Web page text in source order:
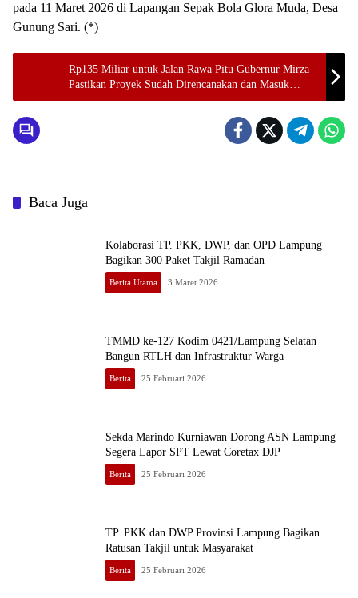
pada 11 Maret 2026 di Lapangan Sepak Bola Glora Muda, Desa
Gunung Sari. (*)
Rp135 Miliar untuk Jalan Rawa Pitu Gubernur Mirza
Pastikan Proyek Sudah Direncanakan dan Masuk
Tender
Baca Juga
Kolaborasi TP. PKK, DWP, dan OPD Lampung
Bagikan 300 Paket Takjil Ramadan
Berita Utama 3 Maret 2026
TMMD ke-127 Kodim 0421/Lampung Selatan
Bangun RTLH dan Infrastruktur Warga
Berita 25 Februari 2026
Sekda Marindo Kurniawan Dorong ASN Lampung
Segera Lapor SPT Lewat Coretax DJP
Berita 25 Februari 2026
TP. PKK dan DWP Provinsi Lampung Bagikan
Ratusan Takjil untuk Masyarakat
Berita 25 Februari 2026